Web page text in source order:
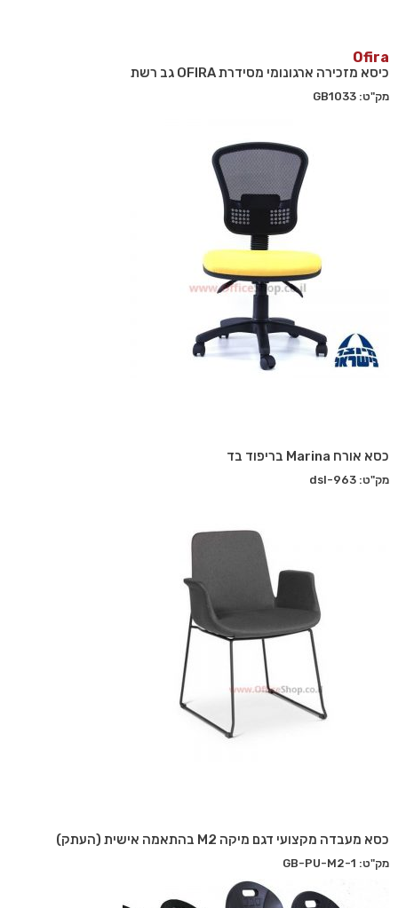
Ofira
כיסא מזכירה ארגונומי מסידרת OFIRA גב רשת
מק"ט: GB1033
כסא אורח Marina בריפוד בד
מק"ט: dsl-963
כסא מעבדה מקצועי דגם מיקה M2 בהתאמה אישית (העתק)
מק"ט: GB-PU-M2-1